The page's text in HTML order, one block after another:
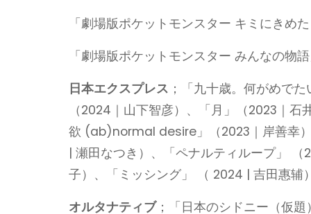
「劇場版ポケットモンスター キミにきめ
「劇場版ポケットモンスター みんなの物
日本エクスプレス ；「九十歳。何がめで
（2024｜山下智彦）、「月」（2023｜
欲 (ab)normal desire」（2023｜岸善幸
| 瀬田なつき）、「ペナルティループ」
子）、「ミッシング」 （ 2024 | 吉田惠
オルタナティブ；「日本のシドニー（仮